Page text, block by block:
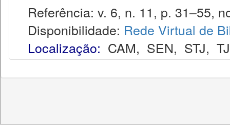
Referência: v. 6, n. 11, p. 31–55,
Disponibilidade: Rede Virtual de
Localização: CAM, SEN, STJ,